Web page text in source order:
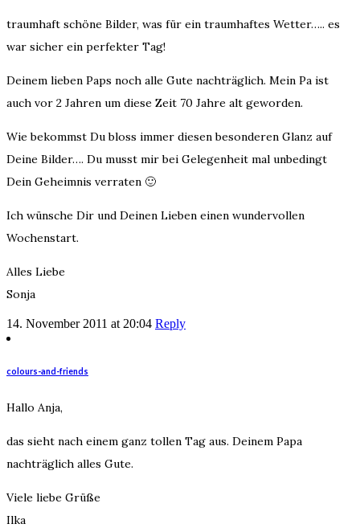
traumhaft schöne Bilder, was für ein traumhaftes Wetter….. es
war sicher ein perfekter Tag!
Deinem lieben Paps noch alle Gute nachträglich. Mein Pa ist
auch vor 2 Jahren um diese Zeit 70 Jahre alt geworden.
Wie bekommst Du bloss immer diesen besonderen Glanz auf
Deine Bilder…. Du musst mir bei Gelegenheit mal unbedingt
Dein Geheimnis verraten 🙂
Ich wünsche Dir und Deinen Lieben einen wundervollen
Wochenstart.
Alles Liebe
Sonja
14. November 2011 at 20:04 Reply
colours-and-friends
Hallo Anja,
das sieht nach einem ganz tollen Tag aus. Deinem Papa
nachträglich alles Gute.
Viele liebe Grüße
Ilka